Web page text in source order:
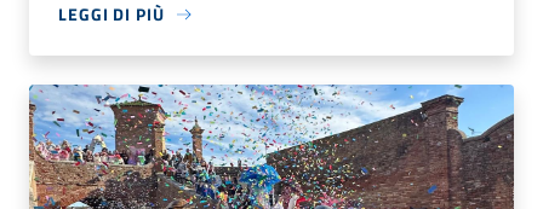
LEGGI DI PIÙ